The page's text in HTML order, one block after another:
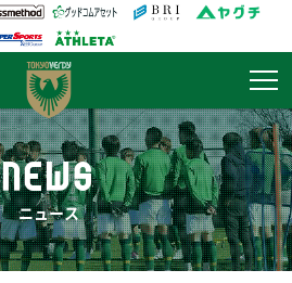
NEWS
ニュース